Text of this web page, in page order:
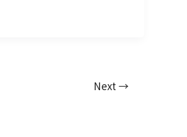
Next→